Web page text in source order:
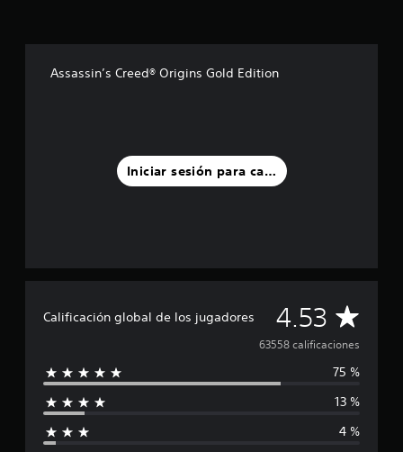
Assassin’s Creed® Origins Gold Edition
Iniciar sesión para calificar
Calificación global de los jugadores 4.53 C
a
63558 calificaciones
75 %
13 %
4 %